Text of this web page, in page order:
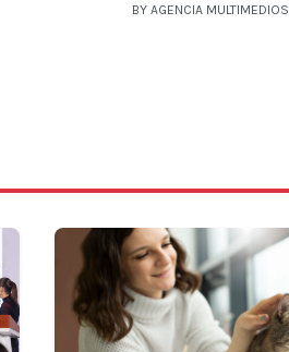
BY AGENCIA MULTIMEDIOS